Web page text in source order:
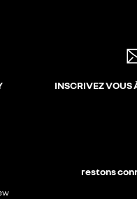
INSCRIVEZ VOUS
restons